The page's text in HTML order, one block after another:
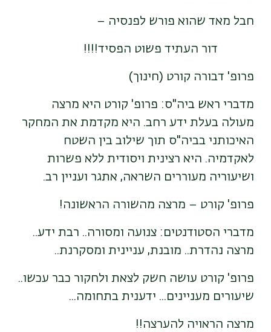
חבל מאד שהוא פורש לפנסיה –
דור העתיד פשוט הפסיד!!!!
פרופ' דבורה קורט (חינוך)
מדברי ראש ביה"ס: פרופ' קורט היא מרצה
מעולה בעלת ידע רחב. היא מקדמת את המחקר
האיכותני בביה"ס תוך שילוב בין השטח
לאקדמיה. היא רצינית ויסודית ללא פשרות
ושיעוריה מעוררים השראה, אתגר ועניין רב.
פרופ' קורט – מרצה מהשורה הראשונה!
מדברי הסטודנטים: צנועה ומסורה.. רבת ידע..
מרצה נהדרת.. מובנת, עניינית ומסקרנת..
פרופ' קורט עושה חשק לצאת ולחקור כבר עכשו..
שיעורים מעניינים... ידענית בתחומה...
מרצה הראויה להערצה!!